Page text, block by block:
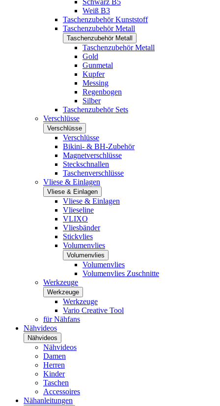
Schwarz B5
Weiß B3
Taschenzubehör Kunststoff
Taschenzubehör Metall
Taschenzubehör Metall
Taschenzubehör Metall
Gold
Gunmetal
Kupfer
Messing
Regenbogen
Silber
Taschenzubehör Sets
Verschlüsse
Verschlüsse
Verschlüsse
Bikini- & BH-Zubehör
Magnetverschlüsse
Steckschnallen
Taschenverschlüsse
Vliese & Einlagen
Vliese & Einlagen
Vliese & Einlagen
Vlieseline
VLIXO
Vliesbänder
Stickvlies
Volumenvlies
Volumenvlies
Volumenvlies
Volumenvlies Zuschnitte
Werkzeuge
Werkzeuge
Werkzeuge
Vario Creative Tool
für Nähfans
Nähvideos
Nähvideos
Nähvideos
Damen
Herren
Kinder
Taschen
Accessoires
Nähanleitungen